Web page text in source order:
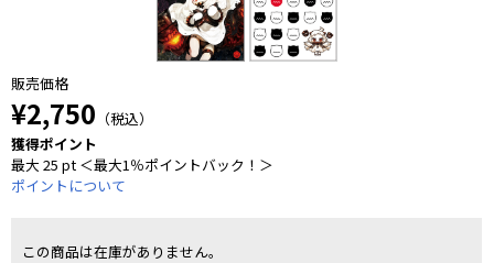
販売価格
¥2,750 （税込）
獲得ポイント
最大 25 pt ＜最大1％ポイントバック！＞
ポイントについて
この商品は在庫がありません。